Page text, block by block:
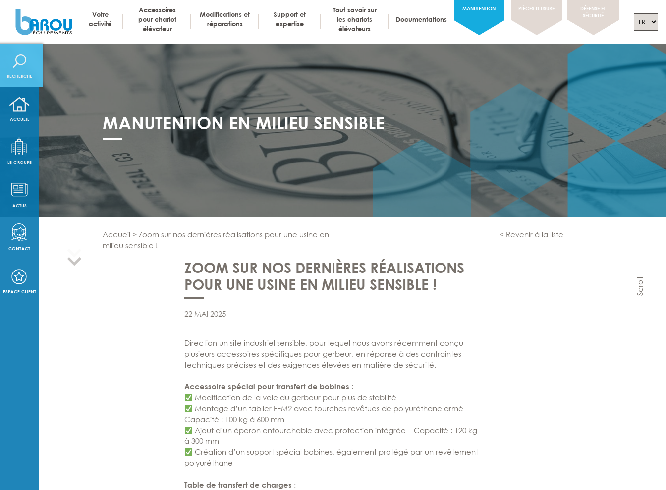
NAVIGATION PRINCIPALE
Votre
activité
Accessoires
pour chariot
élévateur
Modifications et
réparations
Support et
expertise
Tout savoir sur
les chariots
élévateurs
Documentations
MANUTENTION PIÈCES D’USURE
DÉFENSE ET
SÉCURITÉ
RECHERCHE
ACCUEIL
LE GROUPE
ACTUS
CONTACT
ESPACE CLIENT
MANUTENTION EN MILIEU SENSIBLE
Scroll
Accueil > Zoom sur nos dernières réalisations pour une usine en
milieu sensible !
< Revenir à la liste
ZOOM SUR NOS DERNIÈRES RÉALISATIONS
POUR UNE USINE EN MILIEU SENSIBLE !
22 MAI 2025
Direction un site industriel sensible, pour lequel nous avons récemment conçu
plusieurs accessoires spécifiques pour gerbeur, en réponse à des contraintes
techniques précises et des exigences élevées en matière de sécurité.
Accessoire spécial pour transfert de bobines :
Modification de la voie du gerbeur pour plus de stabilité
Montage d’un tablier FEM2 avec fourches revêtues de polyuréthane armé –
Capacité : 100 kg à 600 mm
Ajout d’un éperon enfourchable avec protection intégrée – Capacité : 120 kg
à 300 mm
Création d’un support spécial bobines, également protégé par un revêtement
polyuréthane
Table de transfert de charges :